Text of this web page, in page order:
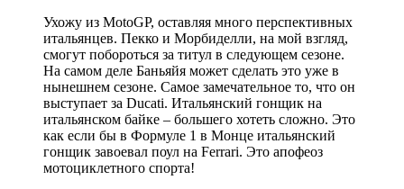
Ухожу из MotoGP, оставляя много перспективных
итальянцев. Пекко и Морбиделли, на мой взгляд,
смогут побороться за титул в следующем сезоне.
На самом деле Баньяйя может сделать это уже в
нынешнем сезоне. Самое замечательное то, что он
выступает за Ducati. Итальянский гонщик на
итальянском байке – большего хотеть сложно. Это
как если бы в Формуле 1 в Монце итальянский
гонщик завоевал поул на Ferrari. Это апофеоз
мотоциклетного спорта!